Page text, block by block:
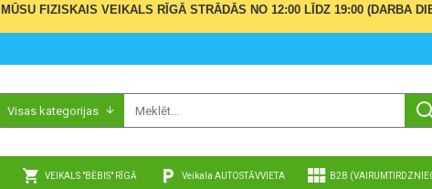
FIZISKAIS VEIKALS RĪGĀ STRĀDĀS NO 12:00 LĪDZ 19:00 (DARBA
Visas kategorijas
VEIKALS "BĒBIS" RĪGĀ Veikala AUTOSTĀVVIETA B2B